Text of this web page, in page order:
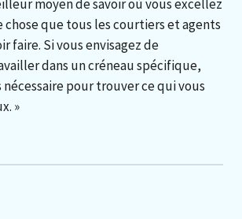
moyen de savoir où vous excellez
chose que tous les courtiers et agents
faire. Si vous envisagez de
dans un créneau spécifique,
pour trouver ce qui vous
»